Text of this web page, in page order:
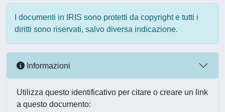
I documenti in IRIS sono protetti da copyright e tutti i
diritti sono riservati, salvo diversa indicazione.
Informazioni
Utilizza questo identificativo per citare o creare un link
a questo documento: